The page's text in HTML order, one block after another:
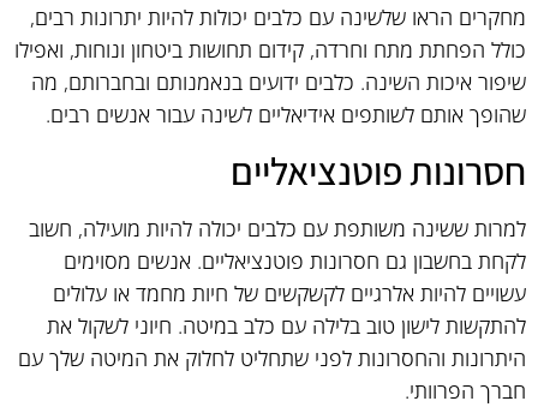
מחקרים הראו שלשינה עם כלבים יכולות להיות יתרונות רבים,
כולל הפחתת מתח וחרדה, קידום תחושות ביטחון ונוחות, ואפילו
שיפור איכות השינה. כלבים ידועים בנאמנותם ובחברותם, מה
שהופך אותם לשותפים אידיאליים לשינה עבור אנשים רבים.
חסרונות פוטנציאליים
למרות ששינה משותפת עם כלבים יכולה להיות מועילה, חשוב
לקחת בחשבון גם חסרונות פוטנציאליים. אנשים מסוימים
עשויים להיות אלרגיים לקשקשים של חיות מחמד או עלולים
להתקשות לישון טוב בלילה עם כלב במיטה. חיוני לשקול את
היתרונות והחסרונות לפני שתחליט לחלוק את המיטה שלך עם
חברך הפרוותי.